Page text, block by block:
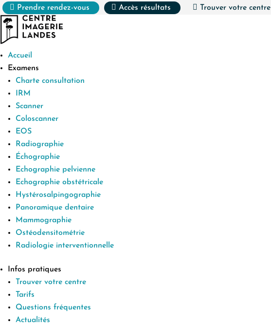
 Prendre rendez-vous  Accès résultats  Trouver votre centre
Accueil
Examens
Charte consultation
IRM
Scanner
Coloscanner
EOS
Radiographie
Échographie
Echographie pelvienne
Echographie obstétricale
Hystérosalpingographie
Panoramique dentaire
Mammographie
Ostéodensitométrie
Radiologie interventionnelle
Infos pratiques
Trouver votre centre
Tarifs
Questions fréquentes
Actualités